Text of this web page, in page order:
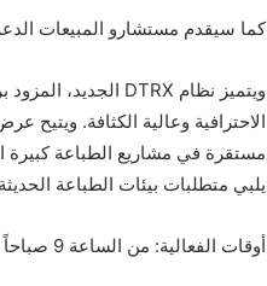
كما سيقدم مستشارو المبيعات
يلبي متطلبات بيئات الطباعة الحديثة
أوقات الفعالية: من الساعة 9 صباحاً حتى 5 مساءً طوال أيام الحدث.